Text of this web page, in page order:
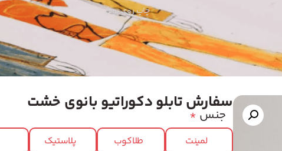
چاپ روی بوم.
سفارش تابلو دکوراتیو بانوی خشت
* جنس
لمینت طلاکوب پلاستیک